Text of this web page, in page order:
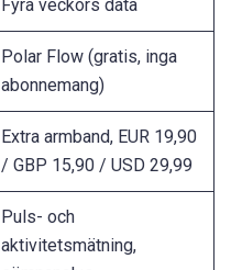
Fyra veckors data
Polar Flow (gratis, inga
abonnemang)
Extra armband, EUR 19,90
/ GBP 15,90 / USD 29,99
Puls- och
aktivitetsmätning,